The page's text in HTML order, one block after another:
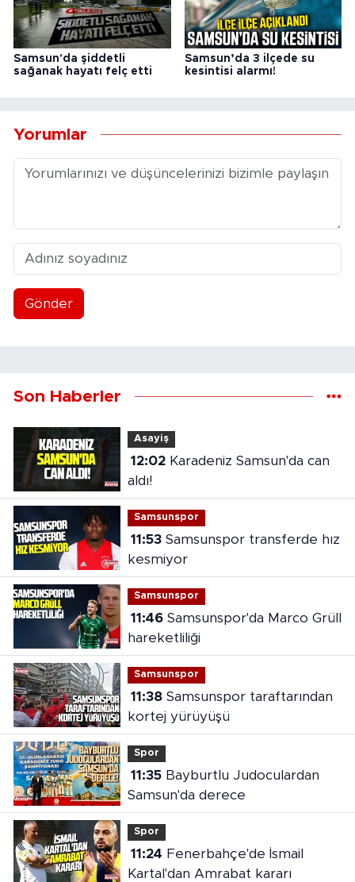
Samsun'da şiddetli
sağanak hayatı felç etti
Samsun’da 3 ilçede su
kesintisi alarmı!
Yorumlar
Gönder
Son Haberler
Asayiş
12:02Karadeniz Samsun'da can
aldı!
Samsunspor
11:53Samsunspor transferde hız
kesmiyor
Samsunspor
11:46Samsunspor'da Marco Grüll
hareketliliği
Samsunspor
11:38Samsunspor taraftarından
kortej yürüyüşü
Spor
11:35Bayburtlu Judoculardan
Samsun'da derece
Spor
11:24
Kartal'dan Amrabat kararı